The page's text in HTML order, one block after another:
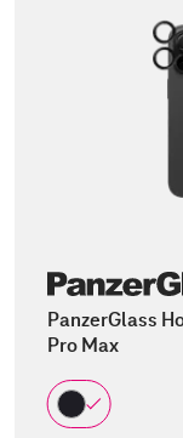
PanzerGlass
Pro Max